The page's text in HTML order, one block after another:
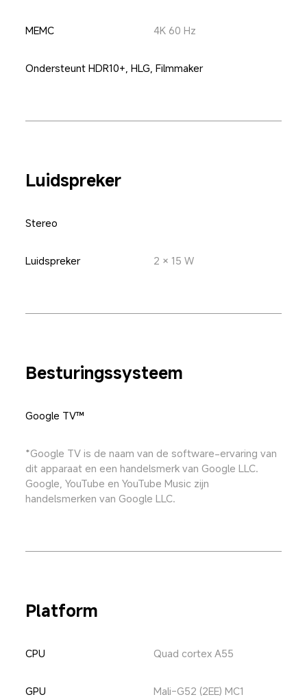
MEMC 4K 60 Hz
Ondersteunt HDR10+, HLG, Filmmaker
Luidspreker
Stereo
Luidspreker 2 × 15 W
Besturingssysteem
Google TV™
*Google TV is de naam van de software-ervaring van
dit apparaat en een handelsmerk van Google LLC.
Google, YouTube en YouTube Music zijn
handelsmerken van Google LLC.
Platform
CPU Quad cortex A55
GPU Mali-G52 (2EE) MC1